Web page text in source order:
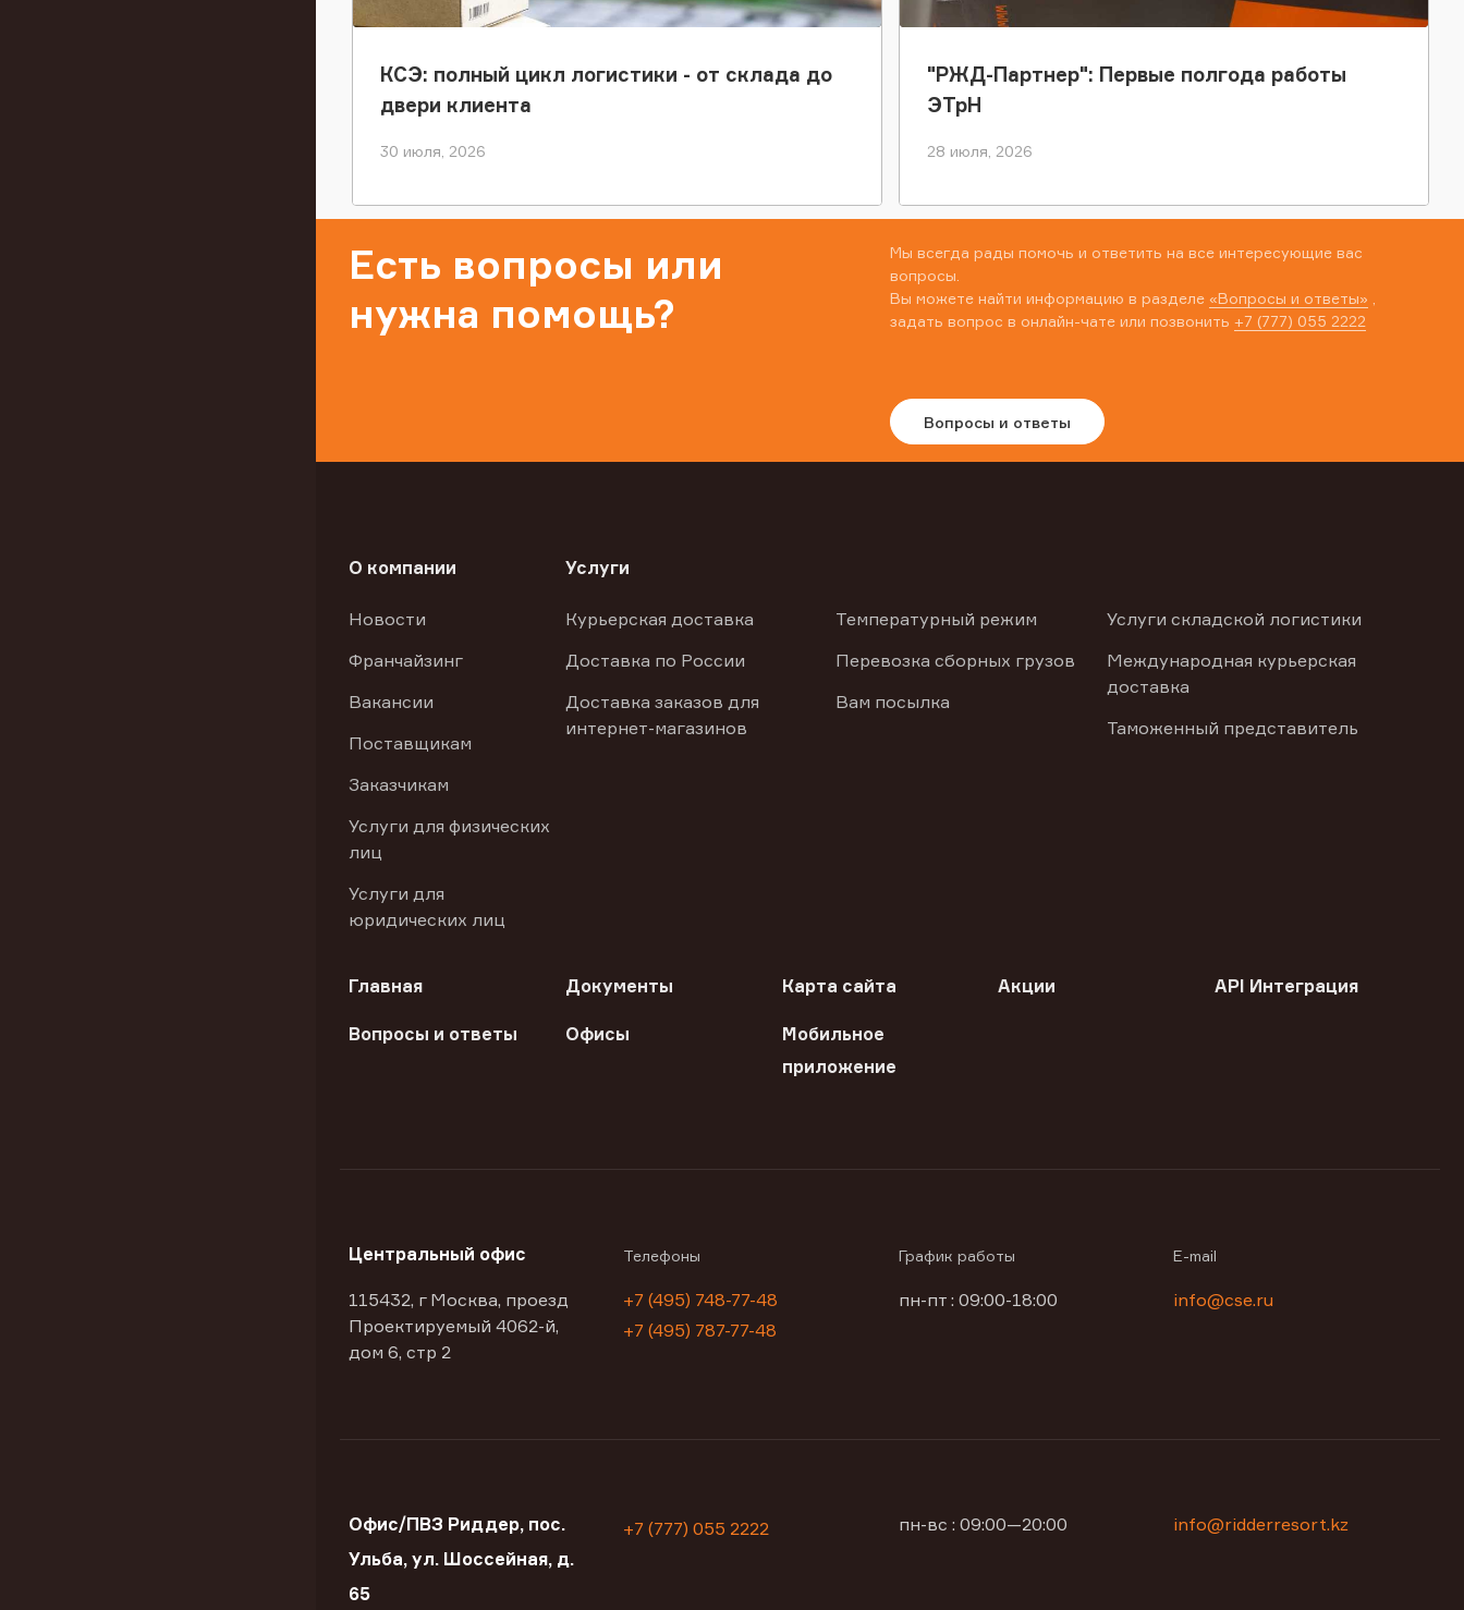
КСЭ: полный цикл логистики - от склада до
двери клиента
30 июля, 2026
"РЖД-Партнер": Первые полгода работы
ЭТрН
28 июля, 2026
Есть вопросы или
нужна помощь?
Мы всегда рады помочь и ответить на все интересующие вас
вопросы.
Вы можете найти информацию в разделе «Вопросы и ответы»
задать вопрос в онлайн-чате или позвонить +7 (777) 055 2222
Вопросы и ответы
О компании
Новости
Франчайзинг
Вакансии
Поставщикам
Заказчикам
Услуги для физических
лиц
Услуги для
юридических лиц
Услуги
Курьерская доставка
Доставка по России
Доставка заказов для
интернет-магазинов
Температурный режим
Перевозка сборных грузов
Вам посылка
Услуги складской логистики
Международная курьерская
доставка
Таможенный представитель
Главная Документы Карта сайта Акции API Интеграция
Вопросы и ответы Офисы
Мобильное
приложение
Центральный офис
115432, г Москва, проезд
Проектируемый 4062-й,
дом 6, стр 2
Телефоны
+7 (495) 748-77-48
+7 (495) 787-77-48
График работы
пн-пт : 09:00-18:00
E-mail
info@cse.ru
Офис/ПВЗ Риддер, пос.
Ульба, ул. Шоссейная, д.
65
+7 (777) 055 2222 пн-вс : 09:00—20:00 info@ridderresort.kz